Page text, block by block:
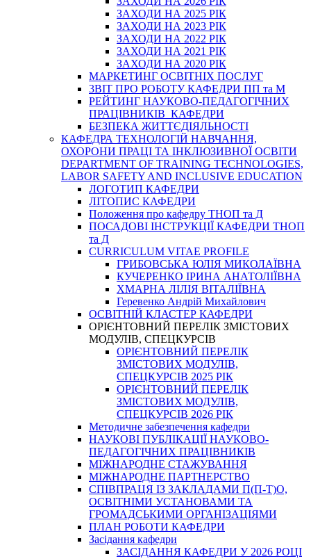
ЗАХОДИ НА 2025 РІК
ЗАХОДИ НА 2023 РІК
ЗАХОДИ НА 2022 РІК
ЗАХОДИ НА 2021 РІК
ЗАХОДИ НА 2020 РІК
МАРКЕТИНГ ОСВІТНІХ ПОСЛУГ
3BIT ПРО РОБОТУ КАФЕДРИ ПП та М
РЕЙТИНГ НАУКОВО-ПЕДАГОГІЧНИХ
ПРАЦІВНИКІВ КАФЕДРИ
БЕЗПЕКА ЖИТТЄДІЯЛЬНОСТІ
КАФЕДРА ТЕХНОЛОГІЙ НАВЧАННЯ,
ОХОРОНИ ПРАЦІ ТА ІНКЛЮЗИВНОЇ ОСВІТИ
DEPARTMENT OF TRAINING TECHNOLOGIES,
LABOR SAFETY AND INCLUSIVE EDUCATION
ЛОГОТИП КАФЕДРИ
ЛІТОПИС КАФЕДРИ
Положення про кафедру ТНОП та Д
ПОСАДОВІ ІНСТРУКЦІЇ КАФЕДРИ ТНОП
та Д
CURRICULUM VITAE PROFILE
ГРИБОВСЬКА ЮЛІЯ МИКОЛАЇВНА
КУЧЕРЕНКО ІРИНА АНАТОЛІЇВНА
ХМАРНА ЛІЛІЯ ВІТАЛІЇВНА
Геревенко Андрій Михайлович
ОСВІТНІЙ КЛАСТЕР КАФЕДРИ
ОРІЄНТОВНИЙ ПЕРЕЛІК ЗМІСТОВИХ
МОДУЛІВ, СПЕЦКУРСІВ
ОРІЄНТОВНИЙ ПЕРЕЛІК
ЗМІСТОВИХ МОДУЛІВ,
СПЕЦКУРСІВ 2025 РІК
ОРІЄНТОВНИЙ ПЕРЕЛІК
ЗМІСТОВИХ МОДУЛІВ,
СПЕЦКУРСІВ 2026 РІК
Методичне забезпечення кафедри
НАУКОВІ ПУБЛІКАЦІЇ НАУКОВО-
ПЕДАГОГІЧНИХ ПРАЦІВНИКІВ
МІЖНАРОДНЕ СТАЖУВАННЯ
МІЖНАРОДНЕ ПАРТНЕРСТВО
СПІВПРАЦЯ ІЗ ЗАКЛАДАМИ П(П-Т)О,
ОСВІТНІМИ УСТАНОВАМИ ТА
ГРОМАДСЬКИМИ ОРГАНІЗАЦІЯМИ
ПЛАН РОБОТИ КАФЕДРИ
Засідання кафедри
ЗАСІДАННЯ КАФЕДРИ У 2026 РОЦІ